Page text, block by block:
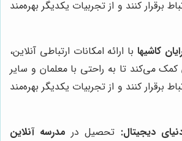
برقرار کنند و از تجربیات یکدیگر بهره‌مند
کاشیها با ارائه امکانات ارتباطی آنلاین،
کمک می‌کند تا به راحتی با معلمان و سایر
برقرار کنند و از تجربیات یکدیگر بهره‌مند
دیجیتال: تحصیل در مدرسه آنلاین